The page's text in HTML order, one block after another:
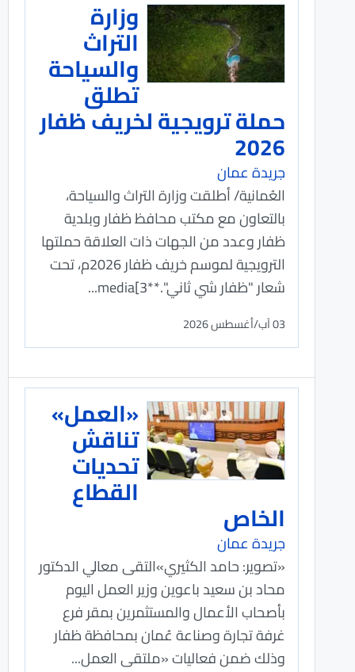
وزارة
التراث
والسياحة
تطلق
حملة ترويجية لخريف ظفار
2026
جريدة عمان
العُمانية/ أطلقت وزارة التراث والسياحة،
بالتعاون مع مكتب محافظ ظفار وبلدية
ظفار وعدد من الجهات ذات العلاقة حملتها
الترويجية لموسم خريف ظفار 2026م، تحت
شعار "ظفار شي ثاني".**media[3...
03 آب/أغسطس 2026
«العمل»
تناقش
تحديات
القطاع
الخاص
جريدة عمان
«تصوير: حامد الكثيري»التقى معالي الدكتور
محاد بن سعيد باعوين وزير العمل اليوم
بأصحاب الأعمال والمستثمرين بمقر فرع
غرفة تجارة وصناعة عُمان بمحافظة ظفار
وذلك ضمن فعاليات «ملتقى العمل...